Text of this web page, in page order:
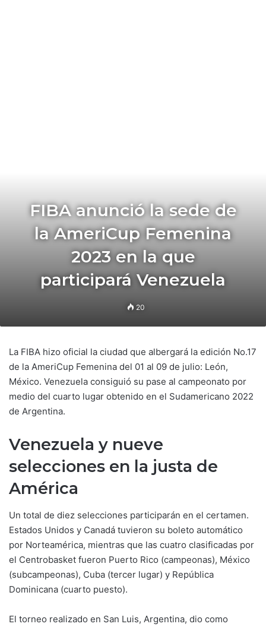
FIBA anunció la sede de
la AmeriCup Femenina
2023 en la que
participará Venezuela
20
La FIBA hizo oficial la ciudad que albergará la edición No.17
de la AmeriCup Femenina del 01 al 09 de julio: León,
México. Venezuela consiguió su pase al campeonato por
medio del cuarto lugar obtenido en el Sudamericano 2022
de Argentina.
Venezuela y nueve
selecciones en la justa de
América
Un total de diez selecciones participarán en el certamen.
Estados Unidos y Canadá tuvieron su boleto automático
por Norteamérica, mientras que las cuatro clasificadas por
el Centrobasket fueron Puerto Rico (campeonas), México
(subcampeonas), Cuba (tercer lugar) y República
Dominicana (cuarto puesto).
El torneo realizado en San Luis, Argentina, dio como